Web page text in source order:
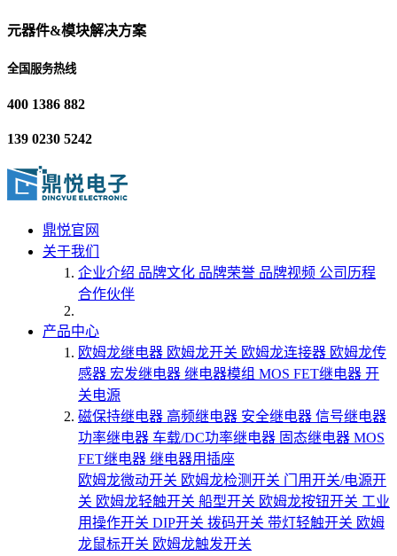
元器件&模块解决方案
全国服务热线
400 1386 882
139 0230 5242
鼎悦官网
关于我们
企业介绍 品牌文化 品牌荣誉 品牌视频 公司历程
合作伙伴
产品中心
欧姆龙继电器 欧姆龙开关 欧姆龙连接器 欧姆龙传
感器 宏发继电器 继电器模组 MOS FET继电器 开
关电源
磁保持继电器 高频继电器 安全继电器 信号继电器
功率继电器 车载/DC功率继电器 固态继电器 MOS
FET继电器 继电器用插座
欧姆龙微动开关 欧姆龙检测开关 门用开关/电源开
关 欧姆龙轻触开关 船型开关 欧姆龙按钮开关 工业
用操作开关 DIP开关 拨码开关 带灯轻触开关 欧姆
龙鼠标开关 欧姆龙触发开关